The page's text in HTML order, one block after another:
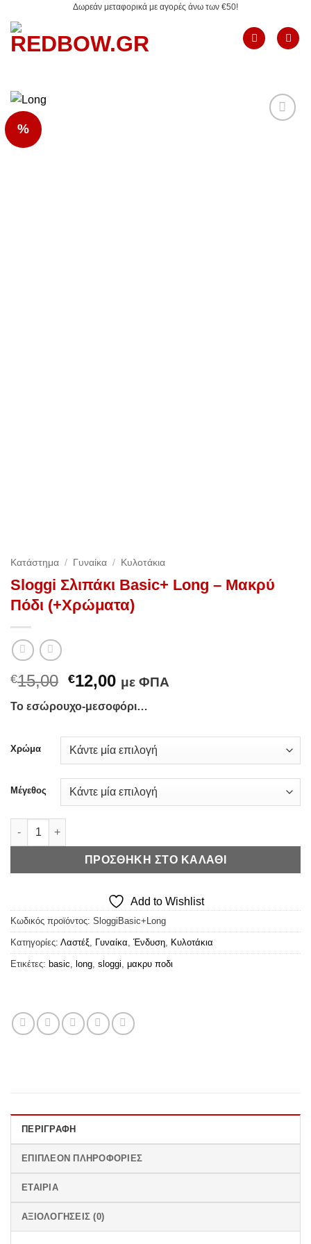
στο
περιεχόμενο
Δωρεάν μεταφορικά με αγορές άνω των €50!
%
Κατάστημα / Γυναίκα / Κυλοτάκια
Sloggi Σλιπάκι Basic+ Long – Μακρύ
Πόδι (+Χρώματα)
€15,00 Original
was:
€12,00Η
τρέχουσα
τιμή
€12,00.
με ΦΠΑ
Το εσώρουχο-μεσοφόρι…
Χρώμα
Μέγεθος
Sloggi Σλιπάκι Basic+ Long - Μακρύ Πόδι (+Χρώματα)
ΠΡΟΣΘΉΚΗ ΣΤΟ ΚΑΛΆΘΙ
Add to Wishlist
Κωδικός προϊόντος: SloggiBasic+Long
Κατηγορίες: Λαστέξ, Γυναίκα, Ένδυση, Κυλοτάκια
Ετικέτες: basic, long, sloggi, μακρυ ποδι
ΠΕΡΙΓΡΑΦΉ
ΕΠΙΠΛΈΟΝ ΠΛΗΡΟΦΟΡΊΕΣ
ΕΤΑΙΡΊΑ
ΑΞΙΟΛΟΓΉΣΕΙΣ (0)